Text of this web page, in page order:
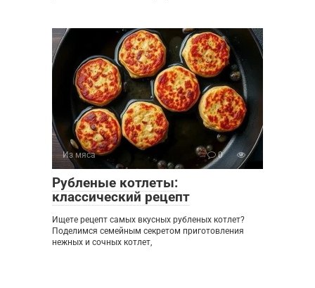
Из мяса 0
Рубленые котлеты:
классический рецепт
Ищете рецепт самых вкусных рубленых котлет?
Поделимся семейным секретом приготовления
нежных и сочных котлет,